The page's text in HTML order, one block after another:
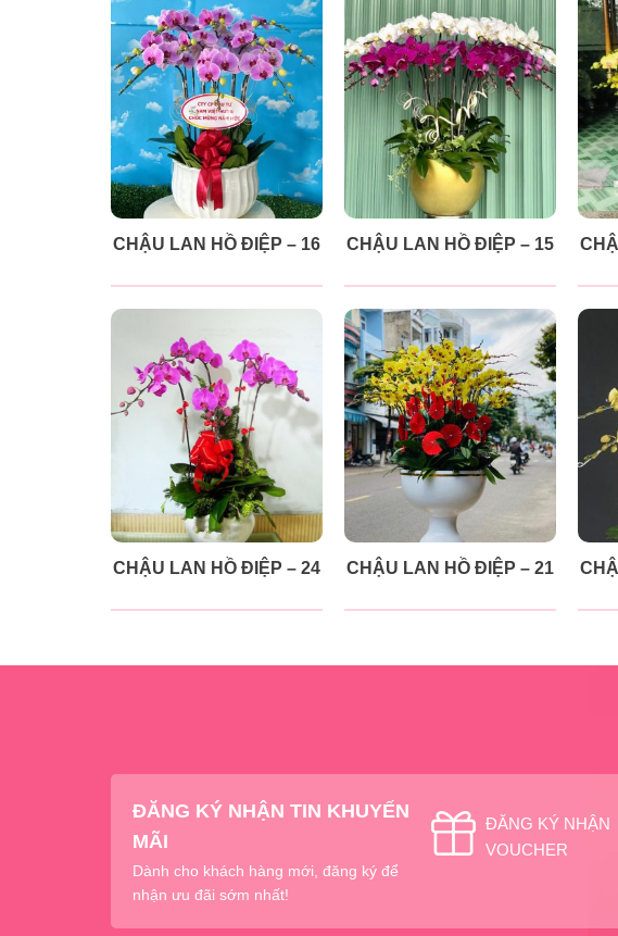
CHẬU LAN HỒ ĐIỆP – 16 CHẬU LAN HỒ ĐIỆP – 15
CHẬU LAN HỒ ĐIỆP – 24 CHẬU LAN HỒ ĐIỆP – 21
ĐĂNG KÝ NHẬN TIN KHUYẾN
MÃI
Dành cho khách hàng mới, đăng ký để
nhận ưu đãi sớm nhất!
ĐĂNG KÝ NHẬN
VOUCHER